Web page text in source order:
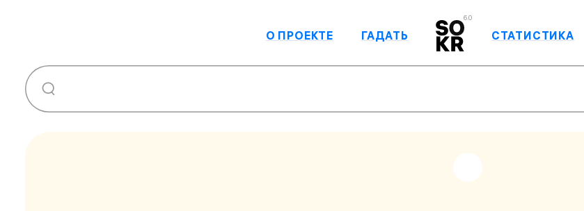
6.0
О ПРОЕКТЕ ГАДАТЬ СТАТИСТИКА